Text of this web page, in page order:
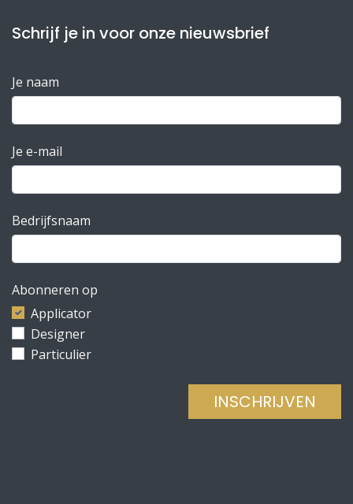
Schrijf je in voor onze nieuwsbrief
Je naam
Je e-mail
Bedrijfsnaam
Abonneren op
Applicator
Designer
Particulier
INSCHRIJVEN